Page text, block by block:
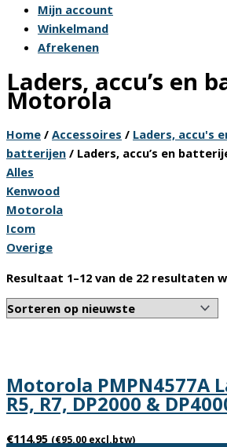
Mijn account
Winkelmand
Afrekenen
Laders, accu’s en
Motorola
Home / Accessoires / Laders, accu's
batterijen / Laders, accu’s en
Alles
Kenwood
Motorola
Icom
Overige
Resultaat 1–12 van de 22 resultaten
Motorola PMPN4577A
R5, R7, DP2000 &
€114.95 (€95.00 excl.btw)